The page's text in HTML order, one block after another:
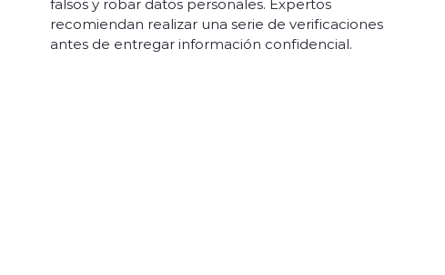
recomiendan realizar una serie de verificaciones
antes de entregar información confidencial.